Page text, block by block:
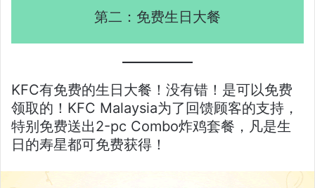
第二：免费生日大餐
KFC有免费的生日大餐！没有错！是可以免费
领取的！KFC Malaysia为了回馈顾客的支持，
特别免费送出2-pc Combo炸鸡套餐，凡是生
日的寿星都可免费获得！